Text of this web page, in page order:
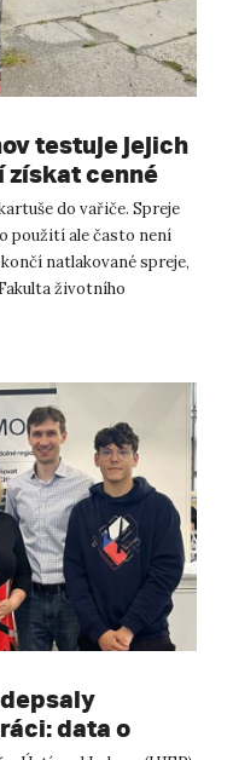
testuje jejich
získat cenné
do vařiče. Spreje
použití ale často není
natlakované spreje,
životního
data o